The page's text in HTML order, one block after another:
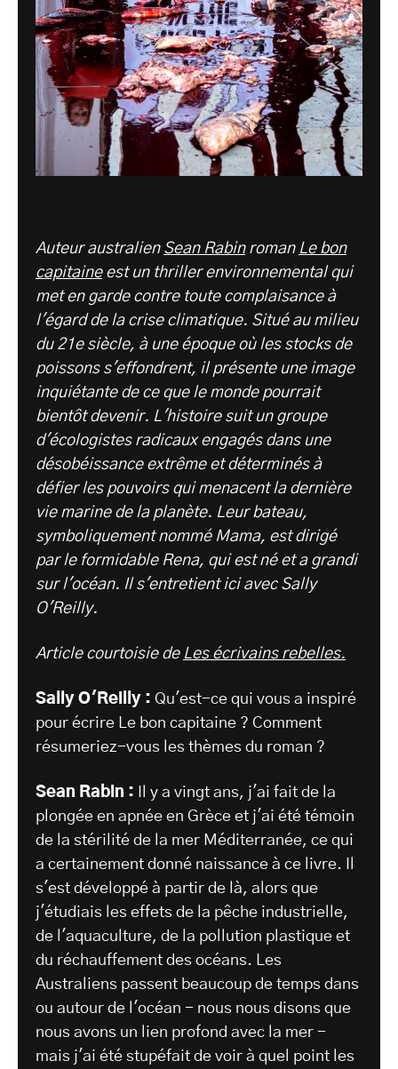
Auteur australien Sean Rabinroman Le bon
capitaineest un thriller environnemental qui
met en garde contre toute complaisance à
l'égard de la crise climatique. Situé au milieu
du 21e siècle, à une époque où les stocks de
poissons s'effondrent, il présente une image
inquiétante de ce que le monde pourrait
bientôt devenir. L'histoire suit un groupe
d'écologistes radicaux engagés dans une
désobéissance extrême et déterminés à
défier les pouvoirs qui menacent la dernière
vie marine de la planète. Leur bateau,
symboliquement nommé Mama, est dirigé
par le formidable Rena, qui est né et a grandi
sur l'océan. Il s'entretient ici avec Sally
O'Reilly.
Article courtoisie de Les écrivains rebelles.
Sally O'Reilly : Qu'est-ce qui vous a inspiré
pour écrire Le bon capitaine ? Comment
résumeriez-vous les thèmes du roman ?
Sean Rabin : Il y a vingt ans, j'ai fait de la
plongée en apnée en Grèce et j'ai été témoin
de la stérilité de la mer Méditerranée, ce qui
a certainement donné naissance à ce livre. Il
s'est développé à partir de là, alors que
j'étudiais les effets de la pêche industrielle,
de l'aquaculture, de la pollution plastique et
du réchauffement des océans. Les
Australiens passent beaucoup de temps dans
ou autour de l'océan - nous nous disons que
nous avons un lien profond avec la mer -
mais j'ai été stupéfait de voir à quel point les